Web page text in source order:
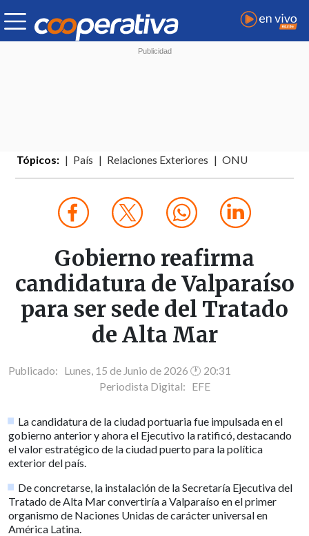
Tópicos: País Relaciones Exteriores ONU
Gobierno reafirma
candidatura de Valparaíso
para ser sede del Tratado
de Alta Mar
Publicado: Lunes, 15 de Junio de 2026 🕐 20:31
Periodista Digital: EFE
La candidatura de la ciudad portuaria fue impulsada en el
gobierno anterior y ahora el Ejecutivo la ratificó, destacando
el valor estratégico de la ciudad puerto para la política
exterior del país.
De concretarse, la instalación de la Secretaría Ejecutiva del
Tratado de Alta Mar convertiría a Valparaíso en el primer
organismo de Naciones Unidas de carácter universal en
América Latina.